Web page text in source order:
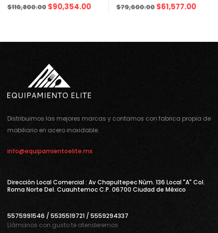
$116,800.00 $90,354.00 $79,600.00 $61,577.00
Distribuimos las mejores marcas y contamos con fabrica propia de
mobiliario en acero inoxidable.
info@equipamientoelite.mx
Direcciòn Local Comercial : Av Chapultepec Nùm. 136 Local "A" Col.
Roma Norte Del. Cuauhtemoc C.P. 06700 Ciudad de Mèxico
5575991546 / 5535519721 / 5559294337
Llámanos con gusto te atenderemos